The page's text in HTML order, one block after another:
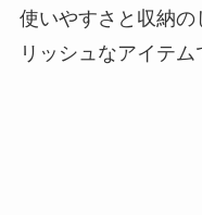
使いやすさと収納の
リッシュなアイテム